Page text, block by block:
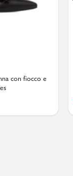
con fiocco e